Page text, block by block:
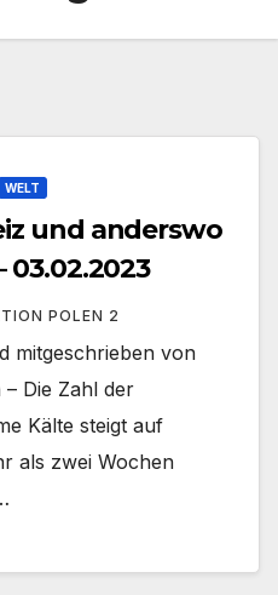
WELT
und anderswo
POLEN 2
mitgeschrieben von
Die Zahl der
Kälte steigt auf
als zwei Wochen